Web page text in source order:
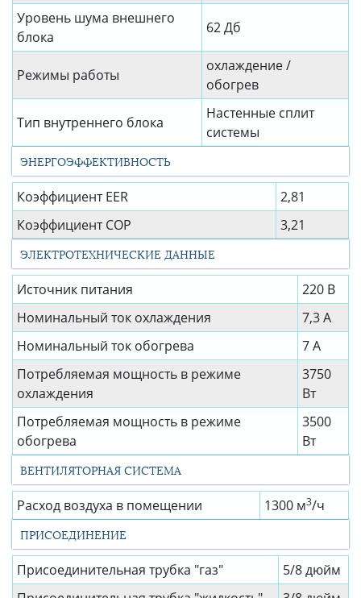
Уровень шума внешнего
блока
62 Дб
Режимы работы
охлаждение /
обогрев
Тип внутреннего блока
Настенные сплит
системы
ЭНЕРГОЭФФЕКТИВНОСТЬ
Коэффициент EER
2,81
Коэффициент СОР
3,21
ЭЛЕКТРОТЕХНИЧЕСКИЕ ДАННЫЕ
Источник питания
220 В
Номинальный ток охлаждения
7,3 А
Номинальный ток обогрева
7 А
Потребляемая мощность в режиме
охлаждения
3750
Вт
Потребляемая мощность в режиме
обогрева
3500
Вт
ВЕНТИЛЯТОРНАЯ СИСТЕМА
Расход воздуха в помещении 1300 м3/ч
ПРИСОЕДИНЕНИЕ
Присоединительная трубка "газ"
5/8 дюйм